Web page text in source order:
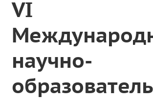
VI
научно-